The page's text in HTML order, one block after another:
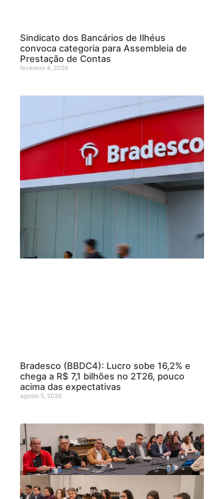
Sindicato dos Bancários de Ilhéus
convoca categoria para Assembleia de
Prestação de Contas
fevereiro 4, 2026
Bradesco (BBDC4): Lucro sobe 16,2% e
chega a R$ 7,1 bilhões no 2T26, pouco
acima das expectativas
agosto 5, 2026